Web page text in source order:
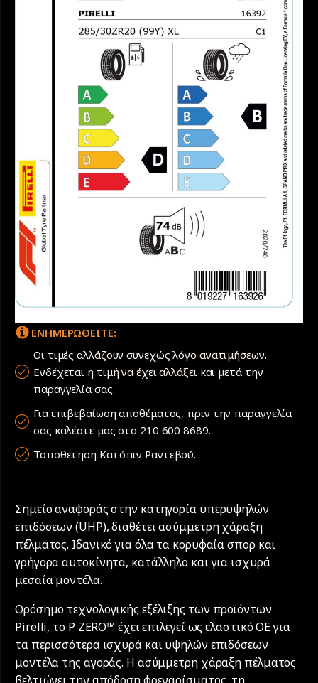
ΕΝΗΜΕΡΩΘΕΙΤΕ:
Οι τιμές αλλάζουν συνεχώς λόγο ανατιμήσεων.
Ενδέχεται η τιμή να έχει αλλάξει και μετά την
παραγγελία σας.
Για επιβεβαίωση αποθέματος, πριν την παραγγελία
σας καλέστε μας στο 210 600 8689.
Τοποθέτηση Κατόπιν Ραντεβού.
Σημείο αναφοράς στην κατηγορία υπερυψηλών
επιδόσεων (UHP), διαθέτει ασύμμετρη χάραξη
πέλματος. Ιδανικό για όλα τα κορυφαία σπορ και
γρήγορα αυτοκίνητα, κατάλληλο και για ισχυρά
μεσαία μοντέλα.
Ορόσημο τεχνολογικής εξέλιξης των προϊόντων
Pirelli, το P ZERO™ έχει επιλεγεί ως ελαστικό ΟΕ για
τα περισσότερα ισχυρά και υψηλών επιδόσεων
μοντέλα της αγοράς. Η ασύμμετρη χάραξη πέλματος